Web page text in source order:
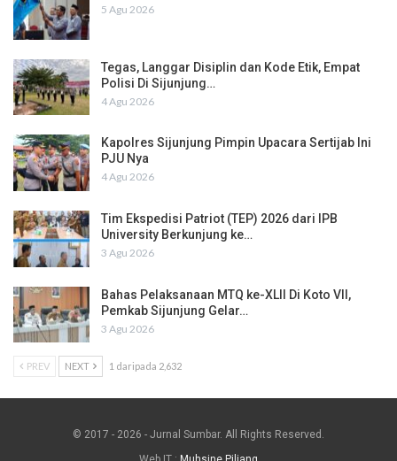
5 Agu 2026
Tegas, Langgar Disiplin dan Kode Etik, Empat
Polisi Di Sijunjung…
4 Agu 2026
Kapolres Sijunjung Pimpin Upacara Sertijab Ini
PJU Nya
4 Agu 2026
Tim Ekspedisi Patriot (TEP) 2026 dari IPB
University Berkunjung ke…
3 Agu 2026
Bahas Pelaksanaan MTQ ke-XLII Di Koto VII,
Pemkab Sijunjung Gelar…
3 Agu 2026
PREV NEXT 1 daripada 2,632
© 2017 - 2026 - Jurnal Sumbar. All Rights Reserved.